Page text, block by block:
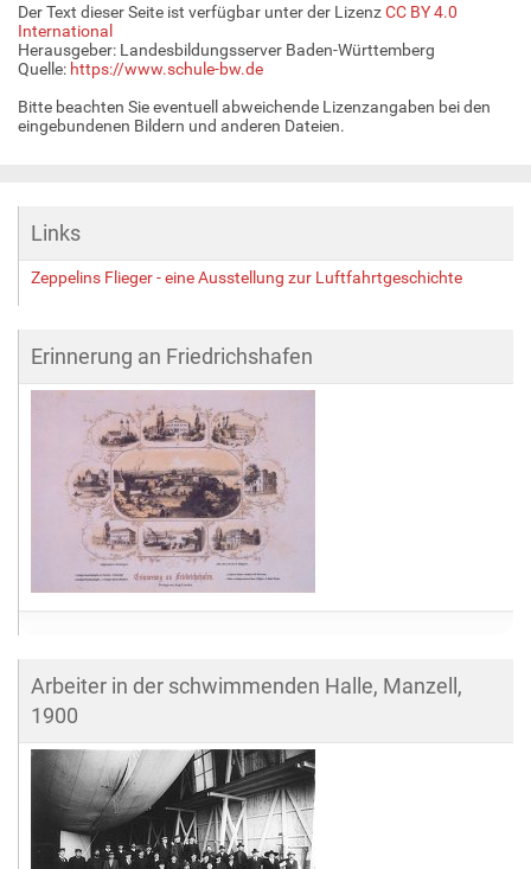
l
d
i
v
r
G
r
e
Der Text dieser Seite ist verfügbar unter der LizenzCC BY 4.0
International
Herausgeber: Landesbildungsserver Baden-Württemberg
Quelle: https://www.schule-bw.de
Bitte beachten Sie eventuell abweichende Lizenzangaben bei den
eingebundenen Bildern und anderen Dateien.
Links
Zeppelins Flieger - eine Ausstellung zur Luftfahrtgeschichte
Erinnerung an Friedrichshafen
Arbeiter in der schwimmenden Halle, Manzell,
1900